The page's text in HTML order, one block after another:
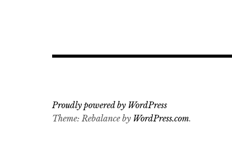
Proudly powered by WordPress
Theme: Rebalance by WordPress.com.